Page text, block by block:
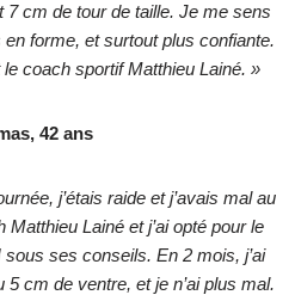
7 cm de tour de taille. Je me sens
forme, et surtout plus confiante.
coach sportif Matthieu Lainé. »
42 ans
j’étais raide et j’avais mal au
Matthieu Lainé et j’ai opté pour le
ses conseils. En 2 mois, j’ai
cm de ventre, et je n’ai plus mal.